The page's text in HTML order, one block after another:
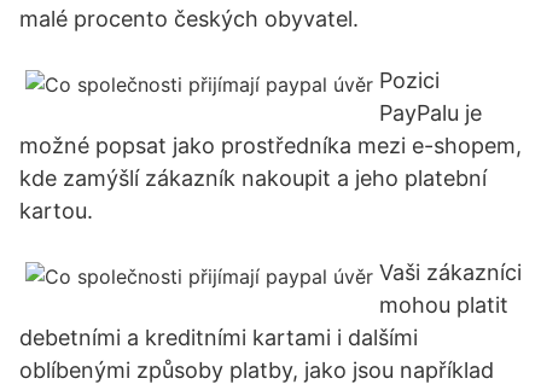
malé procento českých obyvatel.
Pozici
PayPalu je
možné popsat jako prostředníka mezi e-shopem,
kde zamýšlí zákazník nakoupit a jeho platební
kartou.
Vaši zákazníci
mohou platit
debetními a kreditními kartami i dalšími
oblíbenými způsoby platby, jako jsou například